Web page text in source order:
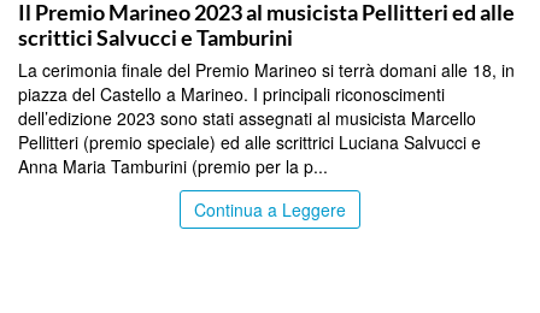
Il Premio Marineo 2023 al musicista Pellitteri ed alle
scrittici Salvucci e Tamburini
La cerimonia finale del Premio Marineo si terrà domani alle 18, in
piazza del Castello a Marineo. I principali riconoscimenti
dell’edizione 2023 sono stati assegnati al musicista Marcello
Pellitteri (premio speciale) ed alle scrittrici Luciana Salvucci e
Anna Maria Tamburini (premio per la p...
Continua a Leggere